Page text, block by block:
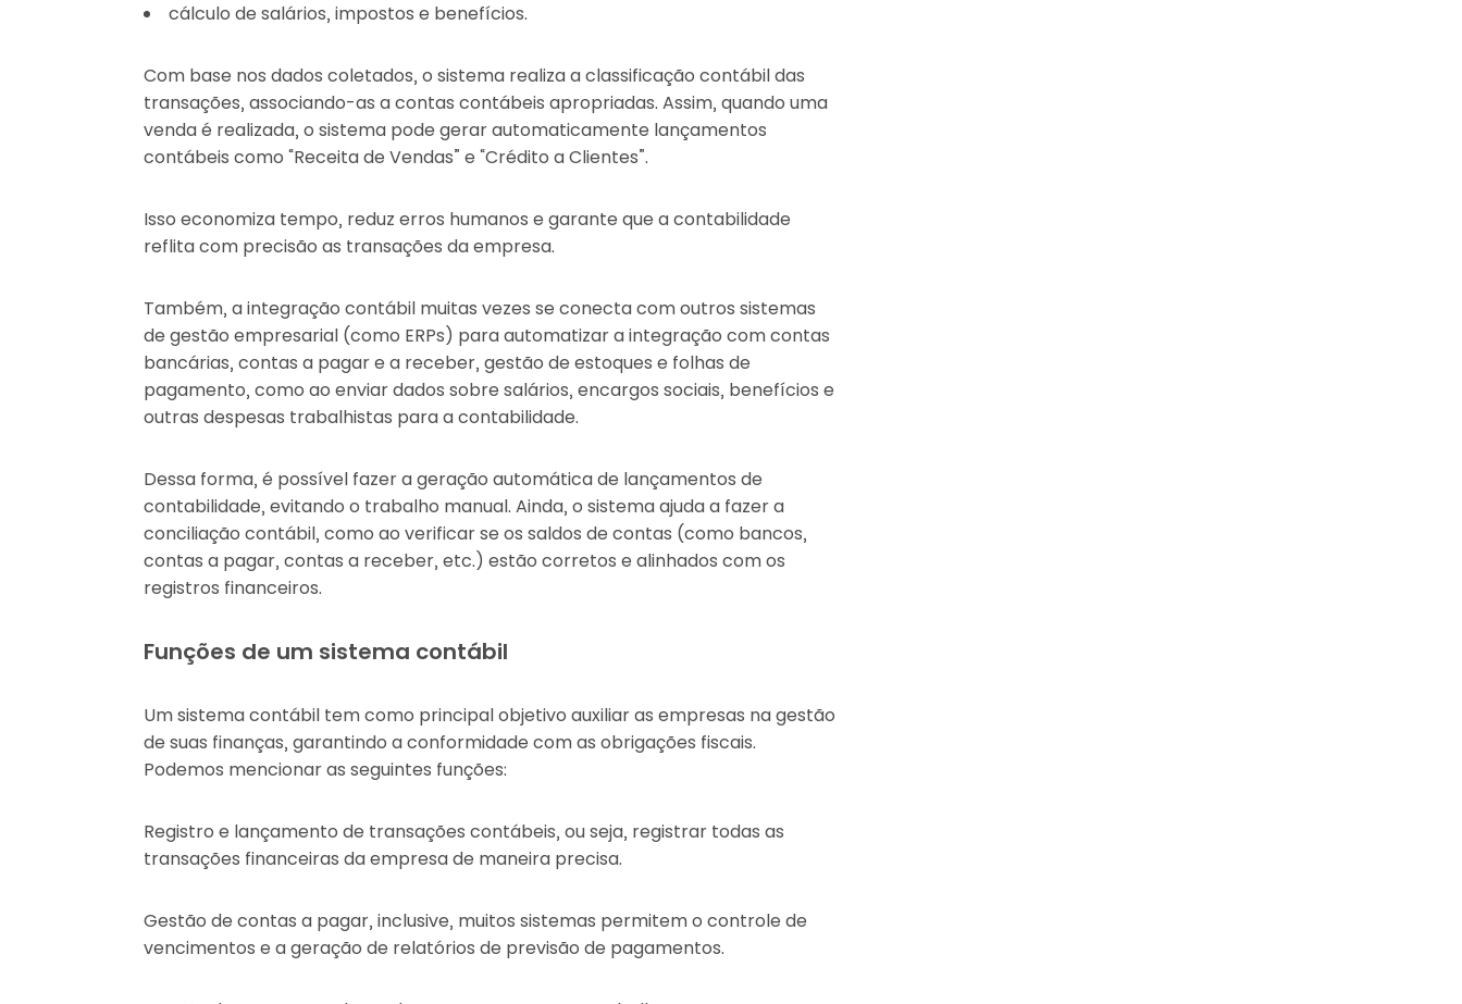
cálculo de salários, impostos e benefícios.
Com base nos dados coletados, o sistema realiza a classificação contábil das
transações, associando-as a contas contábeis apropriadas. Assim, quando uma
venda é realizada, o sistema pode gerar automaticamente lançamentos
contábeis como “Receita de Vendas” e “Crédito a Clientes”.
Isso economiza tempo, reduz erros humanos e garante que a contabilidade
reflita com precisão as transações da empresa.
Também, a integração contábil muitas vezes se conecta com outros sistemas
de gestão empresarial (como ERPs) para automatizar a integração com contas
bancárias, contas a pagar e a receber, gestão de estoques e folhas de
pagamento, como ao enviar dados sobre salários, encargos sociais, benefícios e
outras despesas trabalhistas para a contabilidade.
Dessa forma, é possível fazer a geração automática de lançamentos de
contabilidade, evitando o trabalho manual. Ainda, o sistema ajuda a fazer a
conciliação contábil, como ao verificar se os saldos de contas (como bancos,
contas a pagar, contas a receber, etc.) estão corretos e alinhados com os
registros financeiros.
Funções de um sistema contábil
Um sistema contábil tem como principal objetivo auxiliar as empresas na gestão
de suas finanças, garantindo a conformidade com as obrigações fiscais.
Podemos mencionar as seguintes funções:
Registro e lançamento de transações contábeis, ou seja, registrar todas as
transações financeiras da empresa de maneira precisa.
Gestão de contas a pagar, inclusive, muitos sistemas permitem o controle de
vencimentos e a geração de relatórios de previsão de pagamentos.